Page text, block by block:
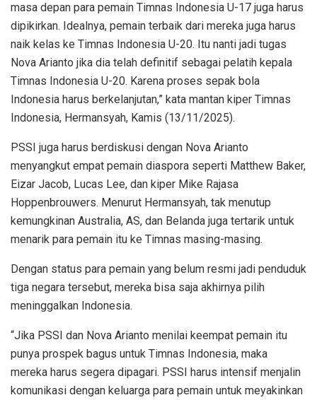
masa depan para pemain Timnas Indonesia U-17 juga harus
dipikirkan. Idealnya, pemain terbaik dari mereka juga harus
naik kelas ke Timnas Indonesia U-20. Itu nanti jadi tugas
Nova Arianto jika dia telah definitif sebagai pelatih kepala
Timnas Indonesia U-20. Karena proses sepak bola
Indonesia harus berkelanjutan,” kata mantan kiper Timnas
Indonesia, Hermansyah, Kamis (13/11/2025).
PSSI juga harus berdiskusi dengan Nova Arianto
menyangkut empat pemain diaspora seperti Matthew Baker,
Eizar Jacob, Lucas Lee, dan kiper Mike Rajasa
Hoppenbrouwers. Menurut Hermansyah, tak menutup
kemungkinan Australia, AS, dan Belanda juga tertarik untuk
menarik para pemain itu ke Timnas masing-masing.
Dengan status para pemain yang belum resmi jadi penduduk
tiga negara tersebut, mereka bisa saja akhirnya pilih
meninggalkan Indonesia.
“Jika PSSI dan Nova Arianto menilai keempat pemain itu
punya prospek bagus untuk Timnas Indonesia, maka
mereka harus segera dipagari. PSSI harus intensif menjalin
komunikasi dengan keluarga para pemain untuk meyakinkan